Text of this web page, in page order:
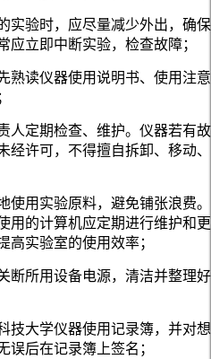
实验时，应尽量减少外出，确保
应立即中断实验，检查故障；
熟读仪器使用说明书、使用注意
人定期检查、维护。仪器若有故
经许可，不得擅自拆卸、移动、
使用实验原料，避免铺张浪费。
用的计算机应定期进行维护和更
高实验室的使用效率；
断所用设备电源，清洁并整理好
技大学仪器使用记录簿，并对想
误后在记录簿上签名；